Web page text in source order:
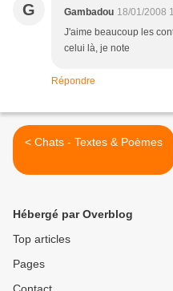
G Gambadou 18/01/2008
J'aime beaucoup les
celui là, je note
Répondre
< Chats - Textes & Poèmes
Hébergé par Overblog
Top articles
Pages